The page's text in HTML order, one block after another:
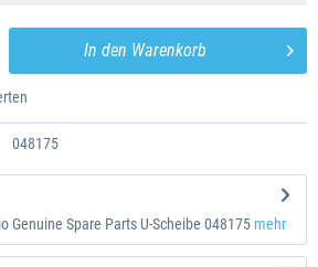
In den Warenkorb
048175
Genuine Spare Parts U-Scheibe 048175 mehr